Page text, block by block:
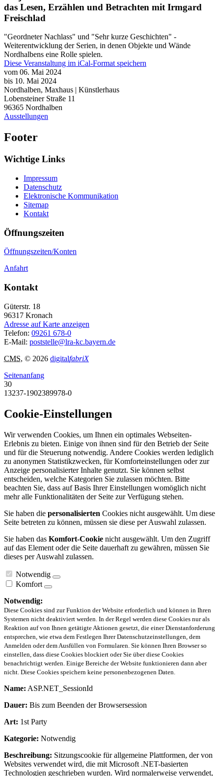
das Lesen, Erzählen und Betrachten mit Irmgard
Freischlad
"Geordneter Nachlass" und "Sehr kurze Geschichten" -
Weiterentwicklung der Serien, in denen Objekte und Wände
Nordhalbens eine Rolle spielen.
Diese Veranstaltung im iCal-Format speichern
vom 06. Mai 2024
bis 10. Mai 2024
Nordhalben, Maxhaus | Künstlerhaus
Lobensteiner Straße 11
96365 Nordhalben
Ausstellungen
Footer
Wichtige Links
Impressum
Datenschutz
Elektronische Kommunikation
Sitemap
Kontakt
Öffnungszeiten
Öffnungszeiten/Konten
Anfahrt
Kontakt
Güterstr. 18
96317 Kronach
Adresse auf Karte anzeigen
Telefon: 09261 678-0
E-Mail: poststelle@lra-kc.bayern.de
CMS, © 2026 digitalfabriX
Seitenanfang
30
13237-1902389978-0
Cookie-Einstellungen
Wir verwenden Cookies, um Ihnen ein optimales Webseiten-
Erlebnis zu bieten. Einige von ihnen sind für den Betrieb der Seite
und für die Steuerung notwendig. Andere Cookies werden lediglich
zu anonymen Statistikzwecken, für Komforteinstellungen oder zur
Anzeige personalisierter Inhalte genutzt. Sie können selbst
entscheiden, welche Kategorien Sie zulassen möchten. Bitte
beachten Sie, dass auf Basis Ihrer Einstellungen womöglich nicht
mehr alle Funktionalitäten der Seite zur Verfügung stehen.
Sie haben die personalisierten Cookies nicht ausgewählt. Um diese
Seite betreten zu können, müssen sie diese per Auswahl zulassen.
Sie haben das Komfort-Cookie nicht ausgewählt. Um den Zugriff
auf das Element oder die Seite dauerhaft zu gewähren, müssen Sie
dieses per Auswahl zulassen.
Notwendig
Komfort
Notwendig:
Diese Cookies sind zur Funktion der Website erforderlich und können in Ihren
Systemen nicht deaktiviert werden. In der Regel werden diese Cookies nur als
Reaktion auf von Ihnen getätigte Aktionen gesetzt, die einer Dienstanforderung
entsprechen, wie etwa dem Festlegen Ihrer Datenschutzeinstellungen, dem
Anmelden oder dem Ausfüllen von Formularen. Sie können Ihren Browser so
einstellen, dass diese Cookies blockiert oder Sie über diese Cookies
benachrichtigt werden. Einige Bereiche der Website funktionieren dann aber
nicht. Diese Cookies speichern keine personenbezogenen Daten.
Name: ASP.NET_SessionId
Dauer: Bis zum Beenden der Browsersession
Art: 1st Party
Kategorie: Notwendig
Beschreibung: Sitzungscookie für allgemeine Plattformen, der von
Websites verwendet wird, die mit Microsoft .NET-basierten
Technologien geschrieben wurden. Wird normalerweise verwendet,